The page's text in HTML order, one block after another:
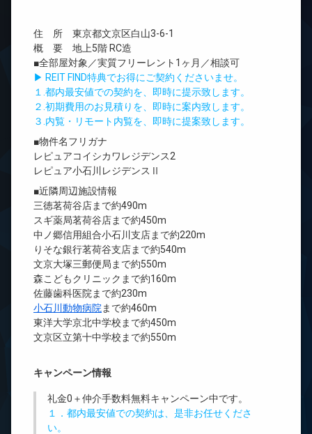
住 所 東京都文京区白山3-6-1
概 要 地上5階 RC造
■全部屋対象／実質フリーレント1ヶ月／相談可
▶ REIT FIND特典でお得にご契約くださいませ。
１.都内最安値での契約を、即時に提示致します。
２.初期費用のお見積りを、即時に案内致します。
３.内覧・リモート内覧を、即時に提案致します。
■物件名フリガナ
レピュアコイシカワレジデンス2
レピュア小石川レジデンスⅡ
■近隣周辺施設情報
三徳茗荷谷店まで約490m
スギ薬局茗荷谷店まで約450m
中ノ郷信用組合小石川支店まで約220m
りそな銀行茗荷谷支店まで約540m
文京大塚三郵便局まで約550m
森こどもクリニックまで約160m
佐藤歯科医院まで約230m
小石川動物病院 まで約460m
東洋大学京北中学校まで約450m
文京区立第十中学校まで約550m
キャンペーン情報
礼金0 ＋仲介手数料無料キャンペーン中です。
１．都内最安値での契約は、是非お任せくださ
い。